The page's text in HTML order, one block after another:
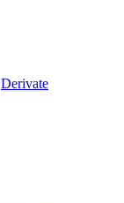
Derivate